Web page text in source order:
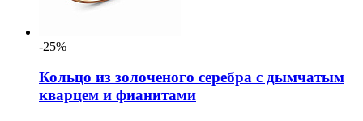
-25%
Кольцо из золоченого серебра с дымчатым
кварцем и фианитами